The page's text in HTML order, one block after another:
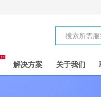
解决方案 关于我们